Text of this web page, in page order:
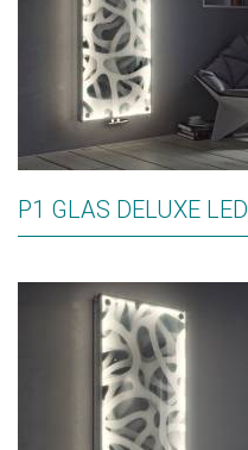
P1 GLAS DELUXE LED